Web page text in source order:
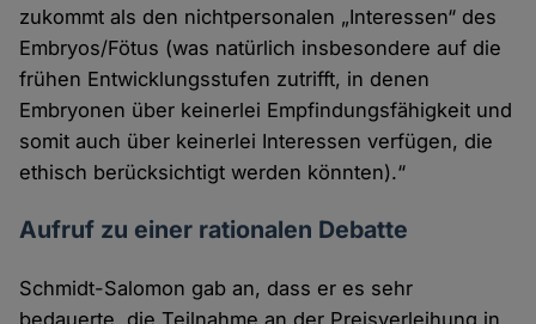
zukommt als den nichtpersonalen „Interessen“ des
Embryos/Fötus (was natürlich insbesondere auf die
frühen Entwicklungsstufen zutrifft, in denen
Embryonen über keinerlei Empfindungsfähigkeit und
somit auch über keinerlei Interessen verfügen, die
ethisch berücksichtigt werden könnten).“
Aufruf zu einer rationalen Debatte
Schmidt-Salomon gab an, dass er es sehr